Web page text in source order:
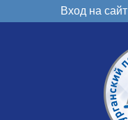
Вход на сайт